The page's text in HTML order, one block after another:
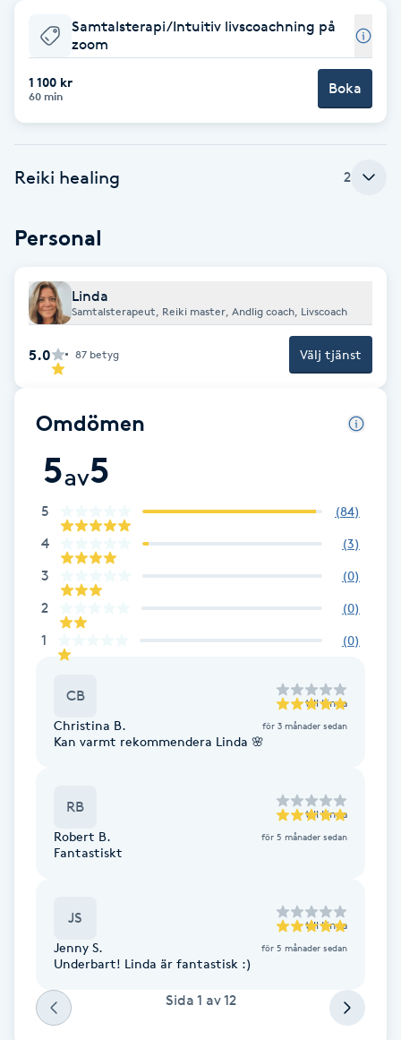
Babylights
Balayage
Barber
Barnklippning
BIAB
Bottenfärg
Brynformning
Brynfärgning
Brynplockning
Bröllopsuppsättning
Celluliter
Coachning
Cryoterapi
Dermapen
Samtalsterapi/Intuitiv livscoachning på
zoom
1 100 kr
60 min Boka
Reiki healing 2
Personal
Linda
Samtalsterapeut, Reiki master, Andlig coach, Livscoach
5.0 87 betyg Välj tjänst
Omdömen
5av5
5 (84)
4 (3)
3 (0)
2 (0)
1 (0)
CB till Linda
Christina B. för 3 månader sedan
Kan varmt rekommendera Linda 🌸
RB till Linda
Robert B. för 5 månader sedan
Fantastiskt
JS till Linda
Jenny S. för 5 månader sedan
Underbart! Linda är fantastisk :)
Sida 1 av12